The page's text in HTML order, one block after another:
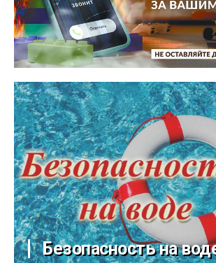
Безопасность на